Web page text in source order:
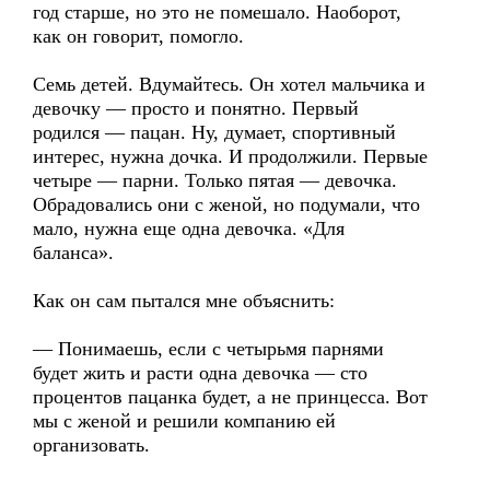
год старше, но это не помешало. Наоборот,
как он говорит, помогло.
Семь детей. Вдумайтесь. Он хотел мальчика и
девочку — просто и понятно. Первый
родился — пацан. Ну, думает, спортивный
интерес, нужна дочка. И продолжили. Первые
четыре — парни. Только пятая — девочка.
Обрадовались они с женой, но подумали, что
мало, нужна еще одна девочка. «Для
баланса».
Как он сам пытался мне объяснить:
— Понимаешь, если с четырьмя парнями
будет жить и расти одна девочка — сто
процентов пацанка будет, а не принцесса. Вот
мы с женой и решили компанию ей
организовать.